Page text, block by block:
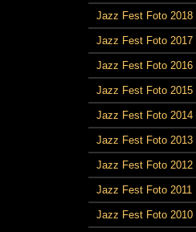
Jazz Fest Foto 2018
Jazz Fest Foto 2017
Jazz Fest Foto 2016
Jazz Fest Foto 2015
Jazz Fest Foto 2014
Jazz Fest Foto 2013
Jazz Fest Foto 2012
Jazz Fest Foto 2011
Jazz Fest Foto 2010